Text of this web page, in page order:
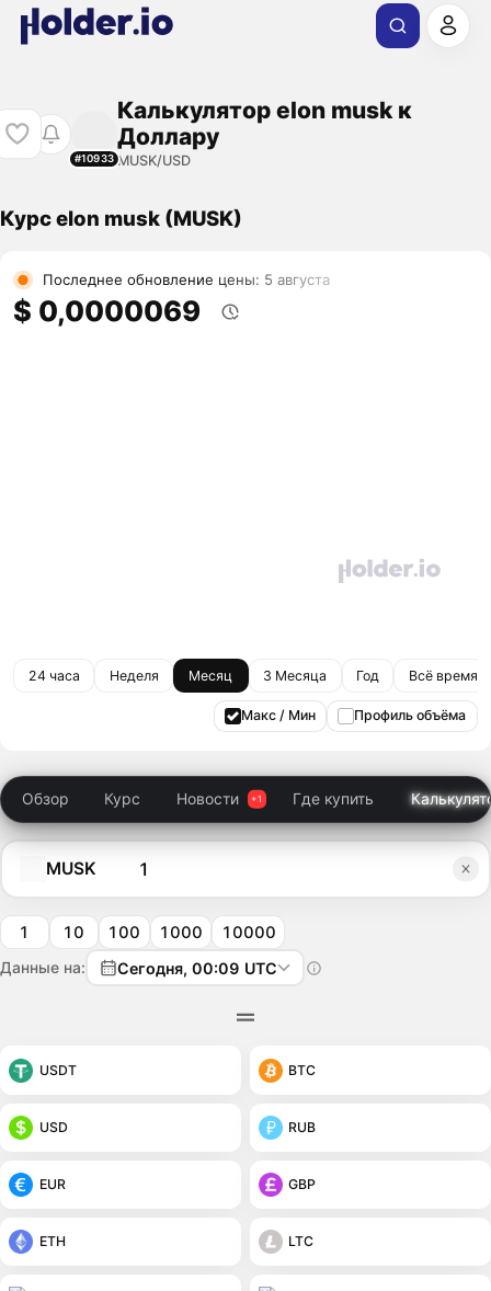
#10933
Калькулятор elon musk к
Доллару
MUSK/USD
Курс elon musk (MUSK)
Последнее обновление цены: 5 августа
$ 0,0000069
24 часа Неделя Месяц 3 Месяца Год Всё время
Макс / Мин Профиль объёма
Обзор Курс Новости Где купить
MUSK
1 10 100 1000 10000
Данные на: Сегодня, 00:09 UTC
USDT BTC
USD RUB
EUR GBP
ETH LTC